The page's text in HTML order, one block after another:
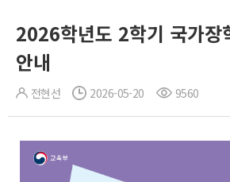
2026학년도 2학기 국가장
안내
전현선 2026-05-20 9560